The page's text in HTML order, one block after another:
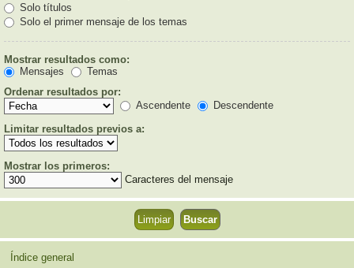
Solo títulos
Solo el primer mensaje de los temas
Mostrar resultados como:
Mensajes
Temas
Ordenar resultados por:
Ascendente
Descendente
Limitar resultados previos a:
Mostrar los primeros:
Caracteres del mensaje
Índice general